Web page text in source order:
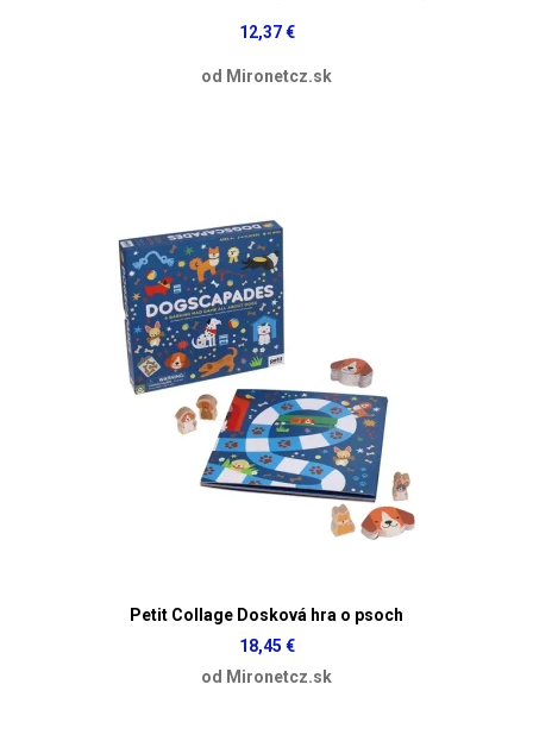
12,37 €
od Mironetcz.sk
Petit Collage Dosková hra o psoch
18,45 €
od Mironetcz.sk